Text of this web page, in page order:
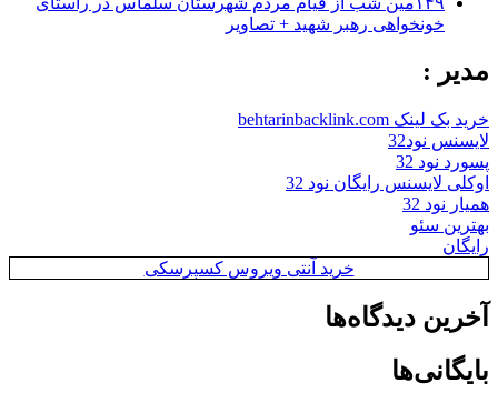
خونخواهی رهبر شهید + تصاویر
مدیر :
خرید بک لینک behtarinbacklink.com
لایسنس نود32
پسورد نود 32
اوکلی لایسنس رایگان نود 32
همیار نود 32
بهترین سئو
رایگان
خرید آنتی ویروس کسپرسکی
آخرین دیدگاه‌ها
بایگانی‌ها